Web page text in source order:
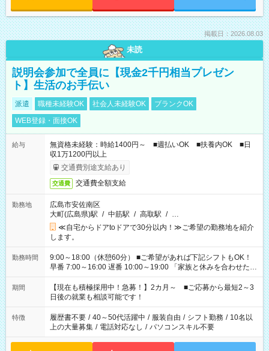
掲載日：2026.08.03
未読
説明会参加で全員に【現金2千円相当プレゼン
ト】生活のお手伝い
派遣 職種未経験OK 社会人未経験OK
ブランクOK
WEB登録・面接OK
給与
無資格未経験：時給1400円～ ■週払いOK ■扶養内OK ■日
収1万1200円以上
交通費別途支給あり
交通費 交通費全額支給
勤務地
広島市安佐南区
大町(広島県)駅 / 中筋駅 / 高取駅 / …
≪自宅からドアtoドアで30分以内！≫ご希望の勤務地を紹介
します。
勤務時間
9:00～18:00（休憩60分） ■ご希望があれば下記シフトもOK！
早番 7:00～16:00 遅番 10:00～19:00 「家族と休みを合わせた
い」 「余裕を持って夕飯の準備がしたい」 「できれば残業はし
たくない」 など、ご希望を教えてくださいね。 ※Wワーク希望
の方へ 今ご覧のお仕事で希望する勤務時間と、もう1つのお仕事
の勤務時間。 合計で週40時間を超える場合は応募できません。
期間
【現在も積極採用中！急募！】2カ月～ ■ご応募から最短2～3
日後の就業も相談可能です！
特徴 履歴書不要 / 40～50代活躍中 / 服装自由 / シフト勤務 / 10名以
上の大量募集 / 電話対応なし / パソコンスキル不要